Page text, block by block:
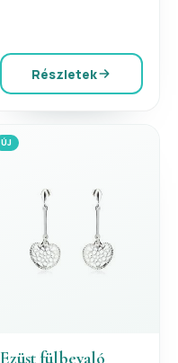
Részletek
ÚJ
Ezüst fülbevaló